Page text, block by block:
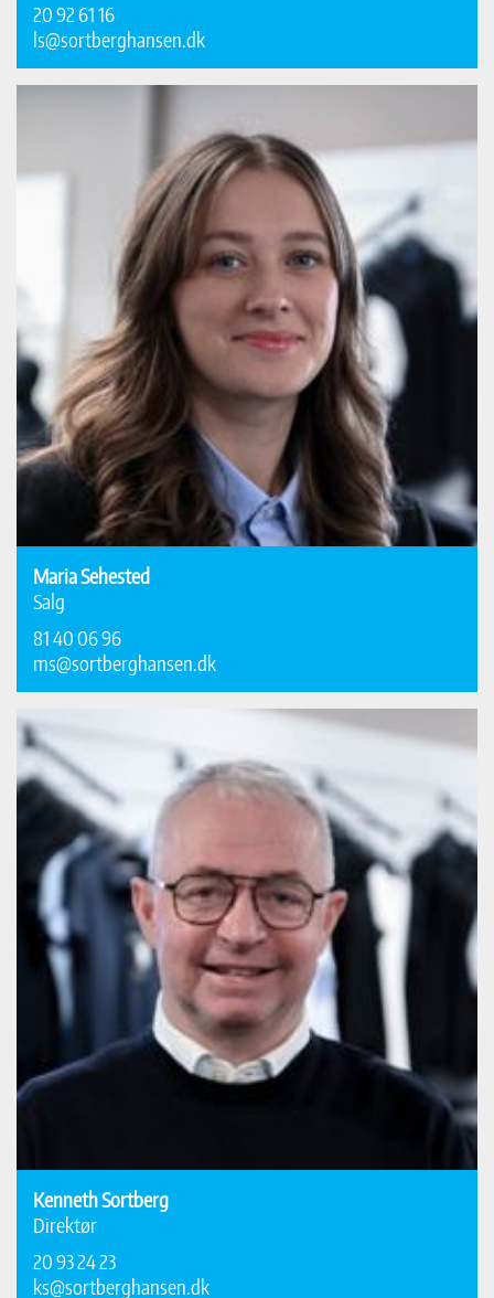
20 92 61 16
ls@sortberghansen.dk
Maria Sehested
Salg
81 40 06 96
ms@sortberghansen.dk
Kenneth Sortberg
Direktør
20 93 24 23
ks@sortberghansen.dk